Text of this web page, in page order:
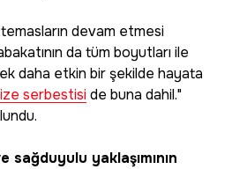
devam etmesi
da tüm boyutları ile
daha etkin bir şekilde hayata
serbestiside buna dahil."
sağduyulu yaklaşımının